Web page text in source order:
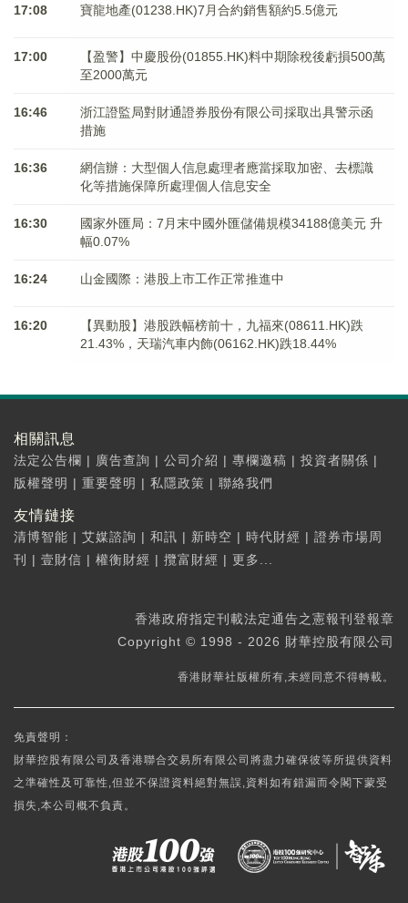
17:08 寶龍地產(01238.HK)7月合約銷售額約5.5億元
17:00
【盈警】中慶股份(01855.HK)料中期除稅後虧損500萬
至2000萬元
16:46
浙江證監局對財通證券股份有限公司採取出具警示函
措施
16:36
網信辦：大型個人信息處理者應當採取加密、去標識
化等措施保障所處理個人信息安全
16:30
國家外匯局：7月末中國外匯儲備規模34188億美元 升
幅0.07%
16:24 山金國際：港股上市工作正常推進中
16:20
【異動股】港股跌幅榜前十，九福來(08611.HK)跌
21.43%，天瑞汽車内飾(06162.HK)跌18.44%
相關訊息
法定公告欄 | 廣告查詢 | 公司介紹 | 專欄邀稿 | 投資者關係 |
版權聲明 | 重要聲明 | 私隱政策 | 聯絡我們
友情鏈接
清博智能 | 艾媒諮詢 | 和訊 | 新時空 | 時代財經 | 證券市場周
刊
| 壹財信 | 權衡財經 | 攬富財經 | 更多...
香港政府指定刊載法定通告之憲報刊登報章
Copyright © 1998 - 2026 財華控股有限公司
香港財華社版權所有,未經同意不得轉載。
免責聲明：
財華控股有限公司及香港聯合交易所有限公司將盡力確保彼等所提供資料
之準確性及可靠性,但並不保證資料絕對無誤,資料如有錯漏而令閣下蒙受
損失,本公司概不負責。